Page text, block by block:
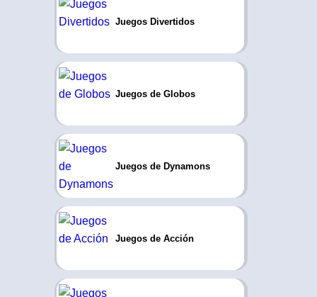
Juegos Divertidos
Juegos de Globos
Juegos de Dynamons
Juegos de Acción